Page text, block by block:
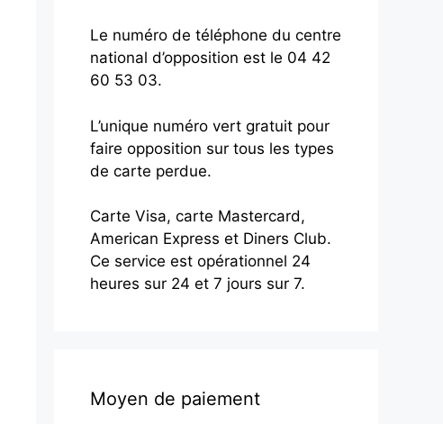
Le numéro de téléphone du centre
national d’opposition est le 04 42
60 53 03.
L’unique numéro vert gratuit pour
faire opposition sur tous les types
de carte perdue.
Carte Visa, carte Mastercard,
American Express et Diners Club.
Ce service est opérationnel 24
heures sur 24 et 7 jours sur 7.
Moyen de paiement